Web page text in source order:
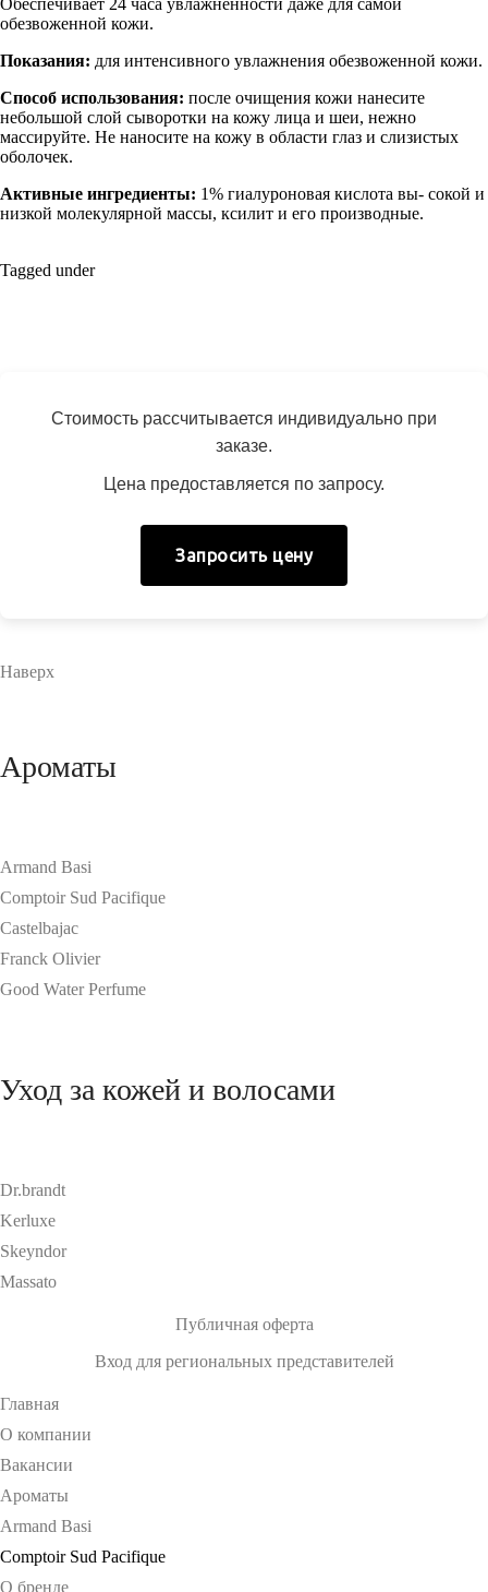
обезвоженной кожи.
Показания: для интенсивного увлажнения обезвоженной кожи.
Способ использования: после очищения кожи нанесите
небольшой слой сыворотки на кожу лица и шеи, нежно
массируйте. Не наносите на кожу в области глаз и слизистых
оболочек.
Активные ингредиенты: 1% гиалуроновая кислота вы- сокой и
низкой молекулярной массы, ксилит и его производные.
Tagged under
Стоимость рассчитывается индивидуально при
заказе.
Цена предоставляется по запросу.
Запросить цену
Наверх
Ароматы
Armand Basi
Comptoir Sud Pacifique
Castelbajac
Franck Olivier
Good Water Perfume
Уход за кожей и волосами
Dr.brandt
Kerluxe
Skeyndor
Massato
Публичная оферта
Вход для региональных представителей
Главная
О компании
Вакансии
Ароматы
Armand Basi
Comptoir Sud Pacifique
О бренде